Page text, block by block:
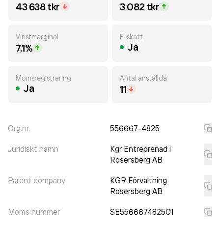
43 638 tkr 3 082 tkr
Vinstmarginal
7.1%
F-skatt
Ja
Momsregistrering
Ja
Antal anställda
11
Org.nr. 556667-4825
Juridiskt namn
Kgr Entreprenad i
Rosersberg AB
Parent company
KGR Förvaltning
Rosersberg AB
Moms nummer SE556667482501